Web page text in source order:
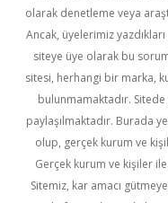
olarak denetleme veya
Ancak, üyelerimiz
siteye üye olarak bu
sitesi, herhangi bir marka,
bulunmamaktadır. Sitede
paylaşılmaktadır. Burada
olup, gerçek kurum ve
Gerçek kurum ve kişiler
Sitemiz, kar amacı